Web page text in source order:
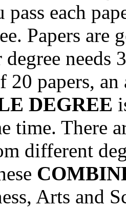
pass each
Papers are
degree
20 papers,
DEGREE
time. There
different
Arts and